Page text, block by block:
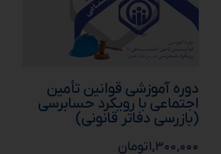
دوره آموزشی قوانین تأمین
اجتماعی با رویکرد حسابرسی
(بازرسی دفاتر قانونی)
۱,۳۰۰,۰۰۰تومان